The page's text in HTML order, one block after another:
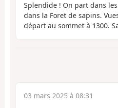
Splendide ! On part dans
dans la Foret de sapins.
départ au sommet à 1300.
03 mars 2025 à 08:31